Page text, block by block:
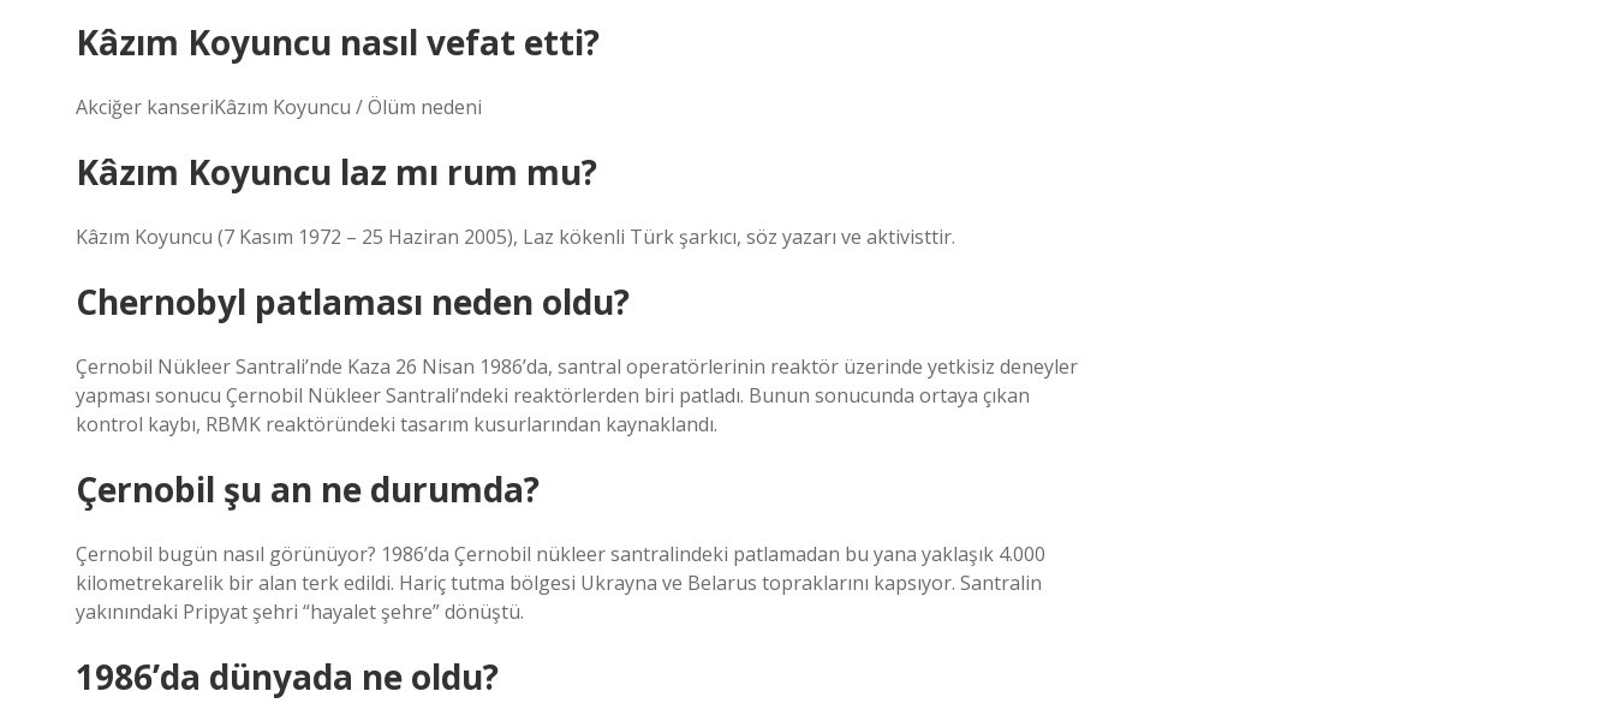
Kâzım Koyuncu nasıl vefat etti?
Akciğer kanseriKâzım Koyuncu / Ölüm nedeni
Kâzım Koyuncu laz mı rum mu?
Kâzım Koyuncu (7 Kasım 1972 – 25 Haziran 2005), Laz kökenli Türk şarkıcı, söz yazarı ve aktivisttir.
Chernobyl patlaması neden oldu?
Çernobil Nükleer Santrali’nde Kaza 26 Nisan 1986’da, santral operatörlerinin reaktör üzerinde yetkisiz deneyler
yapması sonucu Çernobil Nükleer Santrali’ndeki reaktörlerden biri patladı. Bunun sonucunda ortaya çıkan
kontrol kaybı, RBMK reaktöründeki tasarım kusurlarından kaynaklandı.
Çernobil şu an ne durumda?
Çernobil bugün nasıl görünüyor? 1986’da Çernobil nükleer santralindeki patlamadan bu yana yaklaşık 4.000
kilometrekarelik bir alan terk edildi. Hariç tutma bölgesi Ukrayna ve Belarus topraklarını kapsıyor. Santralin
yakınındaki Pripyat şehri “hayalet şehre” dönüştü.
1986’da dünyada ne oldu?